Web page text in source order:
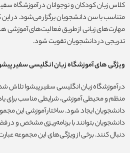
کلاس زبان کودکان و نوجوانان در آموزشگاه
متناسب با سن دانشجویان برگزار می‌شود. در
مهارت‌های زبانی از طریق فعالیت‌های
تدریجی در دانشجویان تقویت شود.
ویژگی های آموزشگاه زبان انگلیسی سفیر
در آموزشگاه زبان انگلیسی سفیر پیشوا تلاش
منظم و محیطی آموزشی، شرایطی مناسب برای
دانشجویان ایجاد شود. ساختار آموزشی این
دانشجویان بتوانند با برنامه‌ریزی مشخص و در
دنبال کنند. برخی از ویژگی‌های این مجموعه